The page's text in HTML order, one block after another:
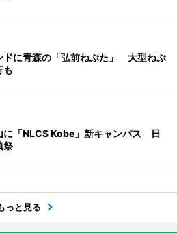
ドに青森の「弘前ねぷた」 大型ねぷ
も
に「NLCS Kobe」新キャンパス 日
祭
っと見る